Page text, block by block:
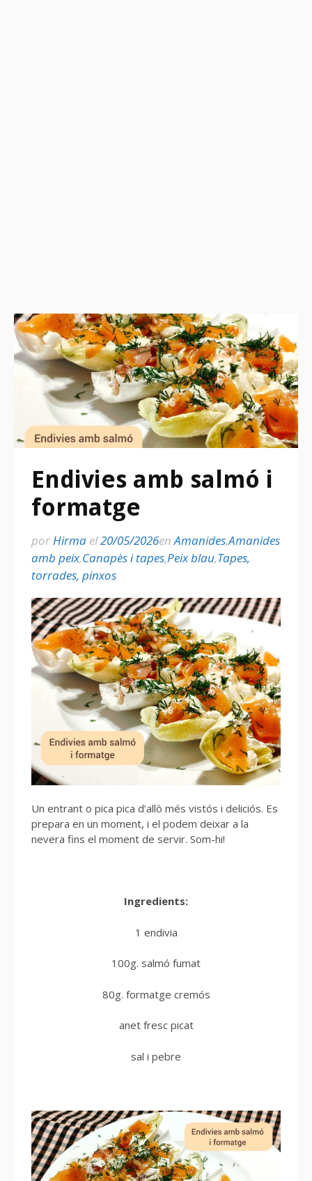
Endivies amb salmó i
formatge
porHirma el20/05/2026enAmanides,Amanides
amb peix,Canapès i tapes,Peix blau,Tapes,
torrades, pinxos
Un entrant o pica pica d’allò més vistós i deliciós. Es
prepara en un moment, i el podem deixar a la
nevera fins el moment de servir. Som-hi!
Ingredients:
1 endivia
100g. salmó fumat
80g. formatge cremós
anet fresc picat
sal i pebre